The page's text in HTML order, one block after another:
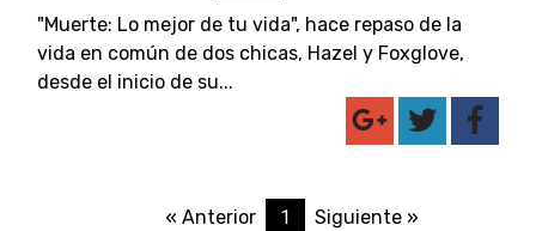
"Muerte: Lo mejor de tu vida", hace repaso de la
vida en común de dos chicas, Hazel y Foxglove,
desde el inicio de su...
« Anterior 1 Siguiente »